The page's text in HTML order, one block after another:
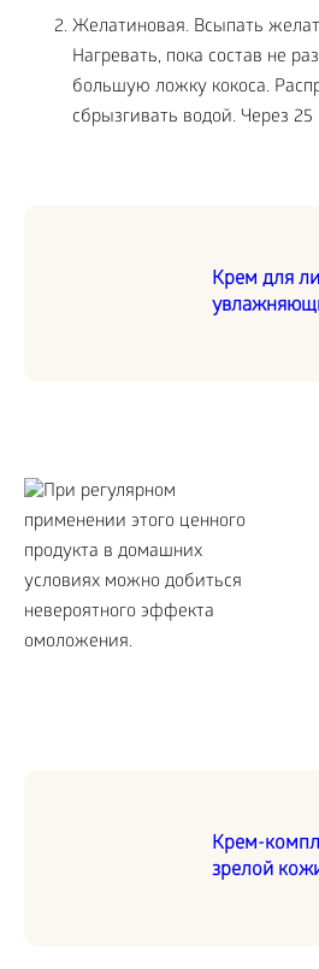
Желатиновая. Всыпать
Нагревать, пока состав не
большую ложку кокоса.
сбрызгивать водой. Через
Крем для
Крем-
зрелой